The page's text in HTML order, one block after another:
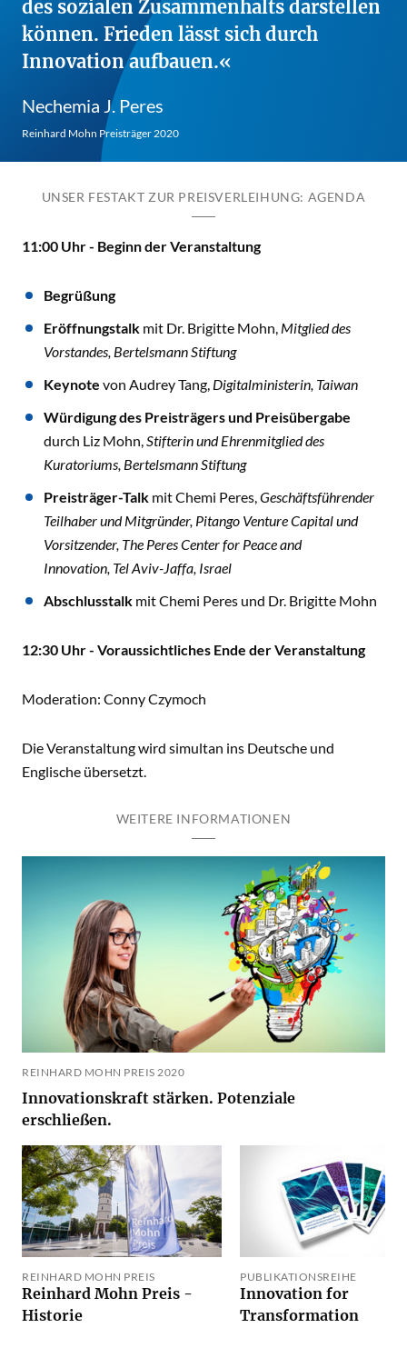
des sozialen Zusammenhalts darstellen
können. Frieden lässt sich durch
Innovation aufbauen.
Nechemia J. Peres
Reinhard Mohn Preisträger 2020
UNSER FESTAKT ZUR PREISVERLEIHUNG: AGENDA
11:00 Uhr - Beginn der Veranstaltung
Begrüßung
Eröffnungstalk mit Dr. Brigitte Mohn, Mitglied des
Vorstandes, Bertelsmann Stiftung
Keynote von Audrey Tang, Digitalministerin, Taiwan
Würdigung des Preisträgers und Preisübergabe
durch Liz Mohn, Stifterin und Ehrenmitglied des
Kuratoriums, Bertelsmann Stiftung
Preisträger-Talk mit Chemi Peres, Geschäftsführender
Teilhaber und Mitgründer, Pitango Venture Capital und
Vorsitzender, The Peres Center for Peace and
Innovation, Tel Aviv-Jaffa, Israel
Abschlusstalk mit Chemi Peres und Dr. Brigitte Mohn
12:30 Uhr - Voraussichtliches Ende der Veranstaltung
Moderation: Conny Czymoch
Die Veranstaltung wird simultan ins Deutsche und
Englische übersetzt.
WEITERE INFORMATIONEN
REINHARD MOHN PREIS 2020
Innovationskraft stärken. Potenziale
erschließen.
REINHARD MOHN PREIS
Reinhard Mohn Preis -
Historie
PUBLIKATIONSREIHE
Innovation for
Transformation